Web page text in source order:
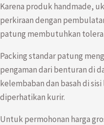
Karena produk handmade,
perkiraan dengan
patung membutuhkan
Packing standar patung
pengaman dari benturan di
kelembaban dan basah di
diperhatikan kurir.
Untuk permohonan harga